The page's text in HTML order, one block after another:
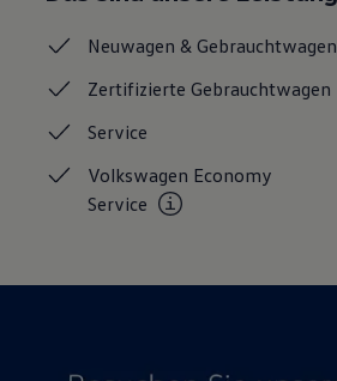
Neuwagen &Gebrauchtwagen
ZertifizierteGebrauchtwagen
Service
Volkswagen Economy
Service